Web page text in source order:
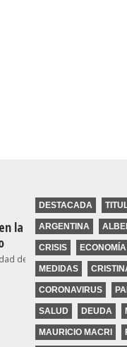
la Ciudad y
de Buenos Aires
DESTACADA
ARGENTINA
CRISIS ECONOMÍA
MEDIDAS
CORONAVIRUS
SALUD DEUDA
MAURICIO MACRI